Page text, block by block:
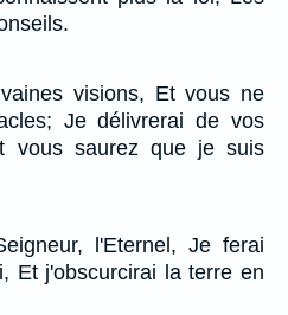
visions, Et vous ne
Je délivrerai de vos
vous saurez que je suis
l'Eternel, Je ferai
Et j'obscurcirai la terre en